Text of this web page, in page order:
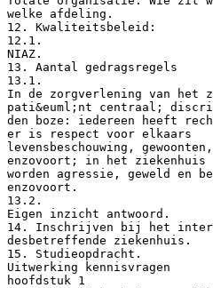
welke afdeling.
12. Kwaliteitsbeleid:
12.1.
NIAZ.
13. Aantal gedragsregels
13.1.
In de zorgverlening van het
pati&euml;nt centraal;
den boze: iedereen heeft
er is respect voor elkaars
levensbeschouwing,
enzovoort; in het ziekenhuis
worden agressie, geweld en
enzovoort.
13.2.
Eigen inzicht antwoord.
14. Inschrijven bij het
desbetreffende ziekenhuis.
15. Studieopdracht.
Uitwerking kennisvragen
hoofdstuk 1